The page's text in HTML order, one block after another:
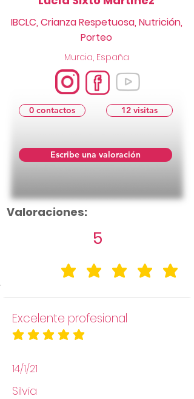
IBCLC, Crianza Respetuosa, Nutrición,
Porteo
Murcia, España
0 contactos 12 visitas
Escribe una valoración
Valoraciones:
5
la calificación
Excelente profesional
la calificación promedio es 5 de 5
14/1/21
Silvia